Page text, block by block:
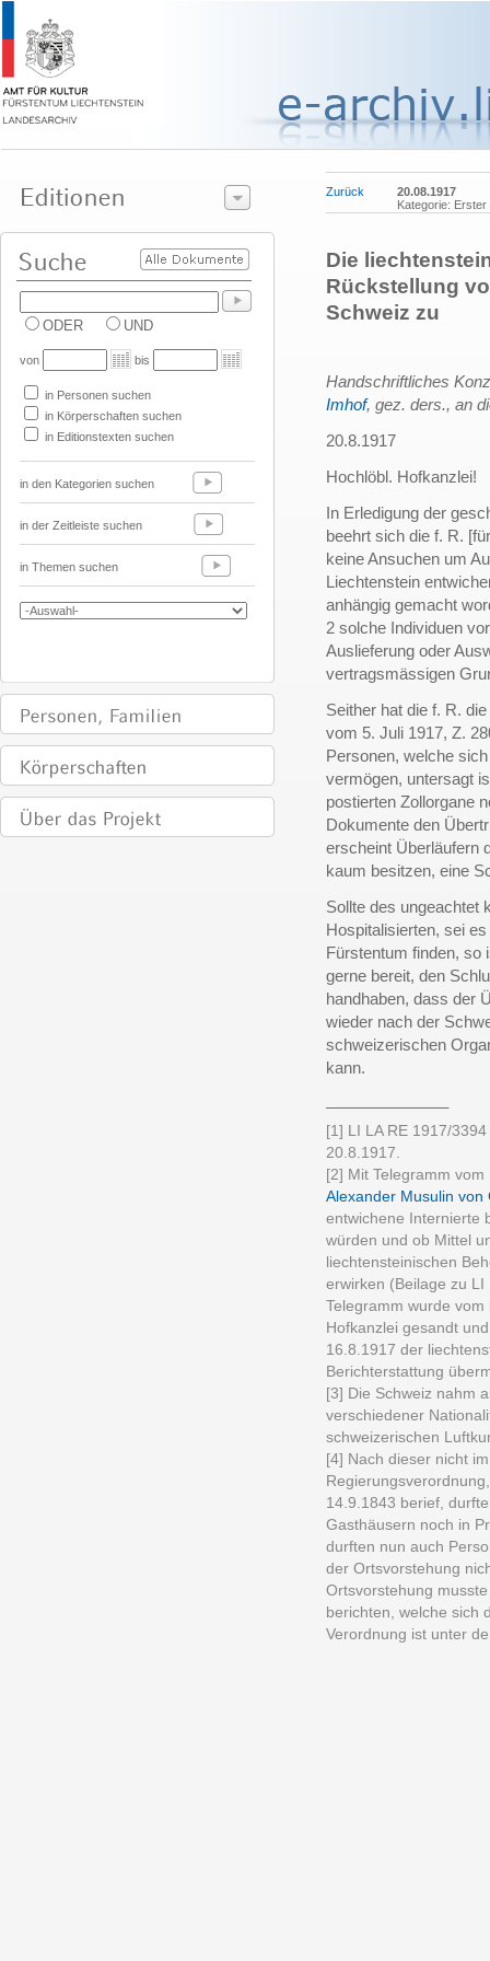
ODER UND
von bis
in Personen suchen
in Körperschaften suchen
in Editionstexten suchen
in den Kategorien suchen
in der Zeitleiste suchen
in Themen suchen
Zurück
20.08.1917
Kategorie: Erster
Die
Rückstellung
Schweiz zu
Handschriftliches
Imhof, gez. ders., an
20.8.1917
Hochlöbl. Hofkanzlei!
In Erledigung der
beehrt sich die f. R.
keine Ansuchen um
Liechtenstein
anhängig gemacht
2 solche Individuen
Auslieferung oder
vertragsmässigen
Seither hat die f. R.
vom 5. Juli 1917, Z.
Personen, welche
vermögen, untersagt
postierten Zollorgane
Dokumente den
erscheint Überläufern
kaum besitzen, eine
Sollte des ungeachtet
Hospitalisierten, sei
Fürstentum finden, so
gerne bereit, den
handhaben, dass der
wieder nach der
schweizerischen
kann.
[1] LI LA RE 1917/
20.8.1917.
[2] Mit Telegramm
Alexander Musulin von
entwichene Internierte
würden und ob Mittel
liechtensteinischen
erwirken (Beilage zu LI
Telegramm wurde
Hofkanzlei gesandt
16.8.1917 der
Berichterstattung
[3] Die Schweiz nahm
verschiedener
schweizerischen
[4] Nach dieser nicht
14.9.1843 berief,
Gasthäusern noch in
durften nun auch
der Ortsvorstehung
Ortsvorstehung
berichten, welche sich
Verordnung ist unter